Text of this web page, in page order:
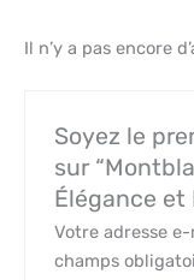
Il n’y a pas encore
Soyez le
sur
Élégance et
Votre adresse
champs